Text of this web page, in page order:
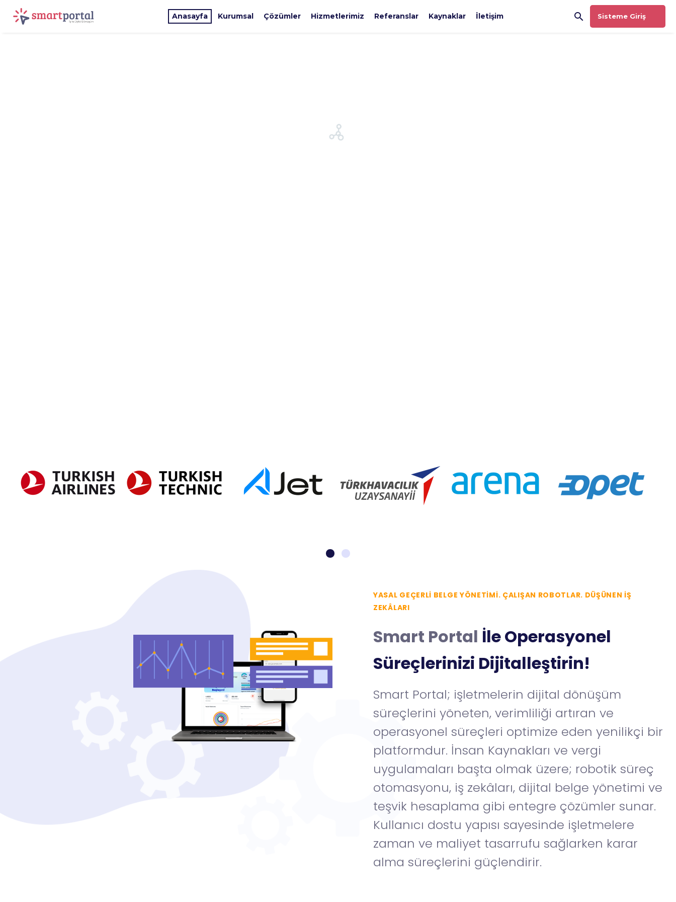
Anasayfa Kurumsal Çözümler Hizmetlerimiz Referanslar Kaynaklar İletişim Sisteme Giriş
YASAL GEÇERLI BELGE YÖNETIMI. ÇALIŞAN ROBOTLAR. DÜŞÜNEN İŞ
ZEKÂLARI
Smart Portal İle Operasyonel
Süreçlerinizi Dijitalleştirin!
Smart Portal; işletmelerin dijital dönüşüm
süreçlerini yöneten, verimliliği artıran ve
operasyonel süreçleri optimize eden yenilikçi bir
platformdur. İnsan Kaynakları ve vergi
uygulamaları başta olmak üzere; robotik süreç
otomasyonu, iş zekâları, dijital belge yönetimi ve
teşvik hesaplama gibi entegre çözümler sunar.
Kullanıcı dostu yapısı sayesinde işletmelere
zaman ve maliyet tasarrufu sağlarken karar
alma süreçlerini güçlendirir.